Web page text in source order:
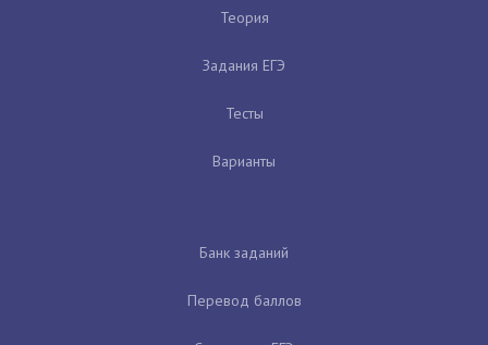
Теория
Задания ЕГЭ
Тесты
Варианты
Банк заданий
Перевод баллов